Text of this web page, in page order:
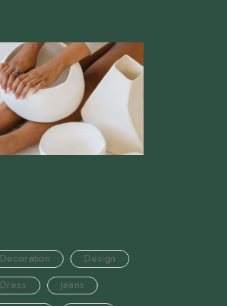
Decoration
Design
Dress
Jeans